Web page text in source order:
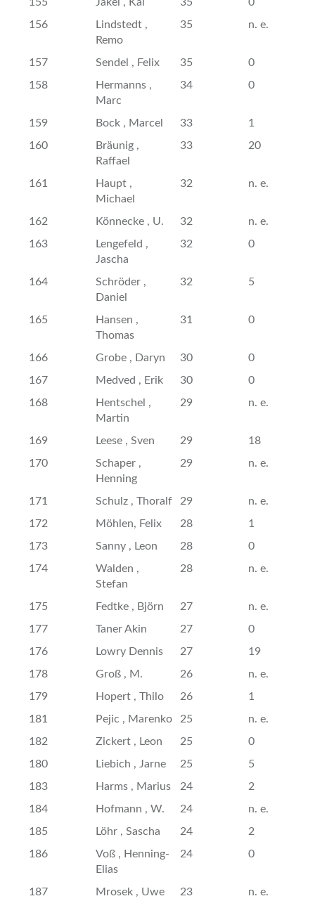
156
Lindstedt ,
Remo
35 n. e.
157 Sendel , Felix 35
0
158
Hermanns ,
Marc
34 0
159 Bock , Marcel 33
1
160
Bräunig ,
Raffael
33 20
161
Haupt ,
Michael
32 n. e.
162 Könnecke , U. 32
n. e.
163
Lengefeld ,
Jascha
32 0
164
Schröder ,
Daniel
32 5
165
Hansen ,
Thomas
31 0
166 Grobe , Daryn 30
0
167
Medved , Erik 30
0
168
Hentschel ,
Martin
29 n. e.
169 Leese , Sven 29
18
170
Schaper ,
Henning
29 n. e.
171 Schulz , Thoralf 29
n. e.
172
Möhlen, Felix 28
1
173
Sanny , Leon 28
0
174
Walden ,
Stefan
28 n. e.
175 Fedtke , Björn 27
n. e.
177
Taner Akin 27
0
176
Lowry Dennis 27
19
178
Groß , M. 26
n. e.
179
Hopert , Thilo 26
1
181
Pejic , Marenko 25
n. e.
182
Zickert , Leon 25
0
180
Liebich , Jarne 25
5
183
Harms , Marius 24
2
184
Hofmann , W. 24
n. e.
185
Löhr , Sascha 24
2
186
Voß , Henning-
Elias
24 0
187 Mrosek , Uwe 23
n. e.